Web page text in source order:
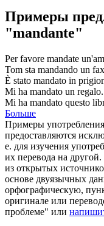
Примеры
"mandante"
Per favore mandate
Tom sta mandando un
È stato mandato in
Mi ha mandato un regalo.
Mi ha mandato questo
Больше
Примеры
предоставляются
е. для изучения
их перевода на
из открытых
основе двуязычных
орфографическую,
оригинале или
проблеме" или